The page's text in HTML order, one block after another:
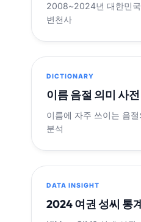
2008~2024년 대한민
변천사
DICTIONARY
이름 음절 의미 사전
이름에 자주 쓰이는 음
분석
DATA INSIGHT
2024 여권 성씨 통